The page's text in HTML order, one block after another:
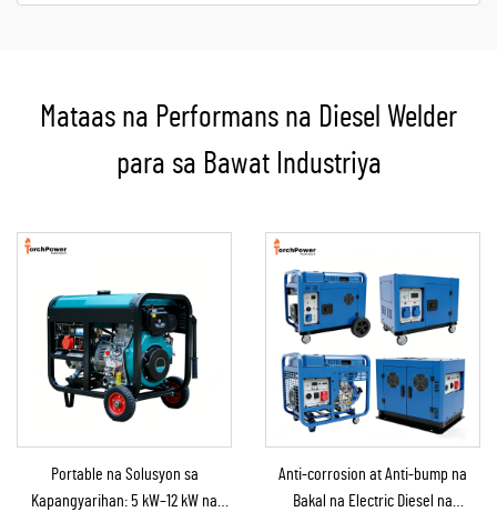
Mataas na Performans na Diesel Welder
para sa Bawat Industriya
Portable na Solusyon sa
Kapangyarihan: 5 kW–12 kW na
Anti-corrosion at Anti-bump na
Bakal na Electric Diesel na